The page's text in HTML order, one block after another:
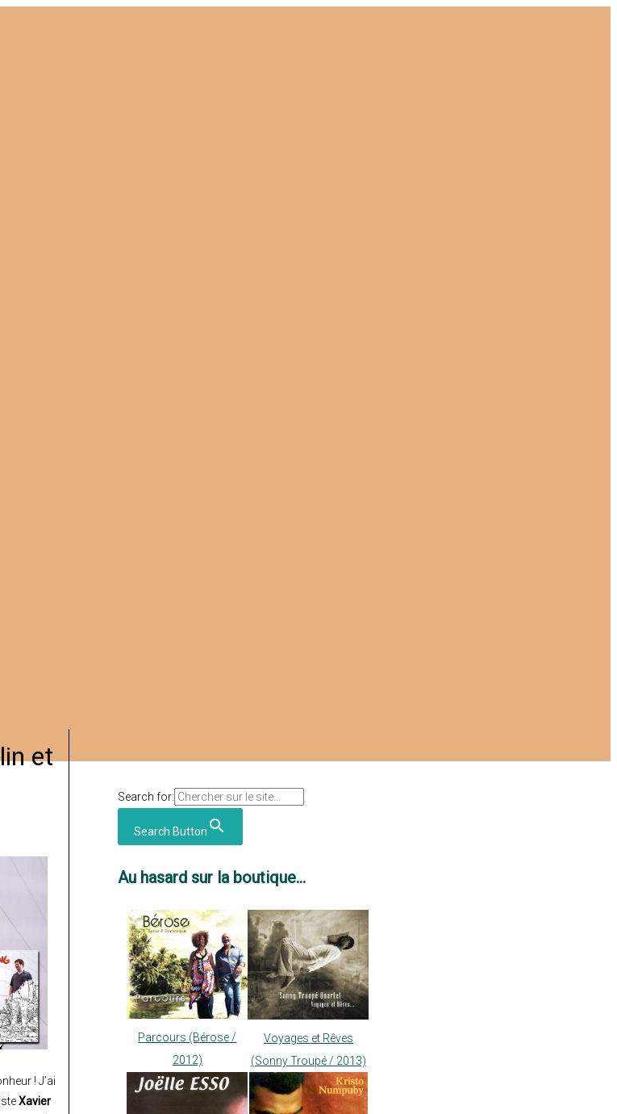
et
! J’ai
Xavier
Search for:
Search Button
Au hasard sur la boutique...
Parcours (Bérose /
2012)
Voyages et Rêves
(Sonny Troupé / 2013)